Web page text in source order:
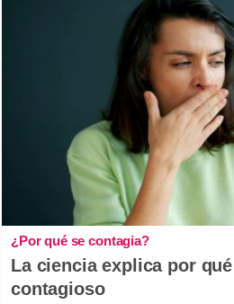
¿Por qué se contagia?
La ciencia explica por
contagioso